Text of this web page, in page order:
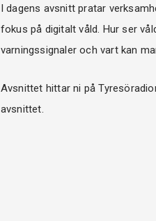
I dagens avsnitt pratar
fokus på digitalt våld. Hur ser
varningssignaler och vart kan
Avsnittet hittar ni på
avsnittet.